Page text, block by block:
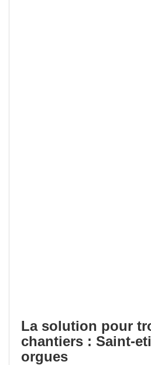
La solution pour
chantiers : Saint-
orgues